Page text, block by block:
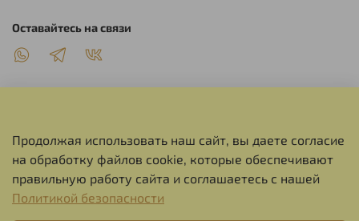
О НАС
СЕРВИС
Оставайтесь на связи
Продолжая использовать наш сайт, вы даете согласие
на обработку файлов cookie, которые обеспечивают
правильную работу сайта и соглашаетесь с нашей
Политикой безопасности